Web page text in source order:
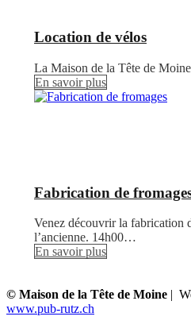
Location de vélos
La Maison de la Tête de
En savoir plus
Fabrication de
Venez découvrir la fabrication
l’ancienne. 14h00…
En savoir plus
© Maison de la Tête de Moine |
www.pub-rutz.ch